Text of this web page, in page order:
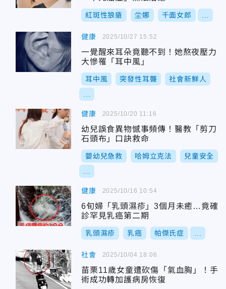
紅斑性狼瘡 坣娜 千面女郎
健康
一覺醒來耳朵竟聽不到！她熬夜壓力
大慘罹「耳中風」
耳中風 突發性耳聾 社會新鮮人
2025/10/27 15:52
健康
幼兒誤食異物憾事頻傳！醫教「剪刀
石頭布」口訣救命
嬰幼兒急救 哈姆立克法 兒童安全
2025/10/20 11:16
健康
6旬婦「乳頭濕疹」3個月未癒…竟確
診罕見乳癌第二期
乳頭濕疹 乳癌 帕傑氏症
2025/10/16 10:54
社會
苗栗11歲女童遭砍傷「氣血胸」！手
術成功轉加護病房恢復
2025/10/04 18:06